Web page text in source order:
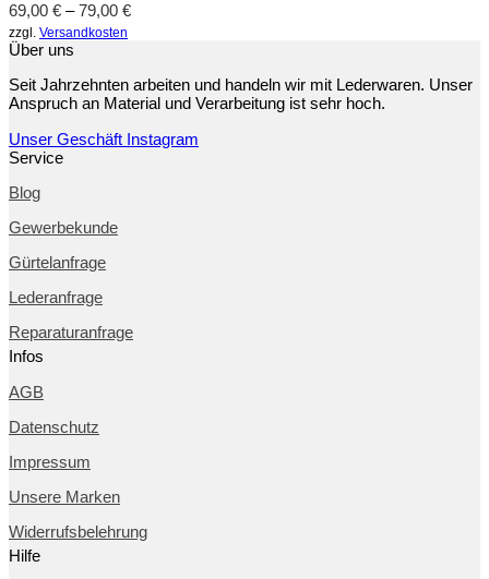
69,00 € –79,00 €
zzgl. Versandkosten
Über uns
Seit Jahrzehnten arbeiten und handeln wir mit Lederwaren. Unser
Anspruch an Material und Verarbeitung ist sehr hoch.
Unser Geschäft Instagram
Service
Blog
Gewerbekunde
Gürtelanfrage
Lederanfrage
Reparaturanfrage
Infos
AGB
Datenschutz
Impressum
Unsere Marken
Widerrufsbelehrung
Hilfe